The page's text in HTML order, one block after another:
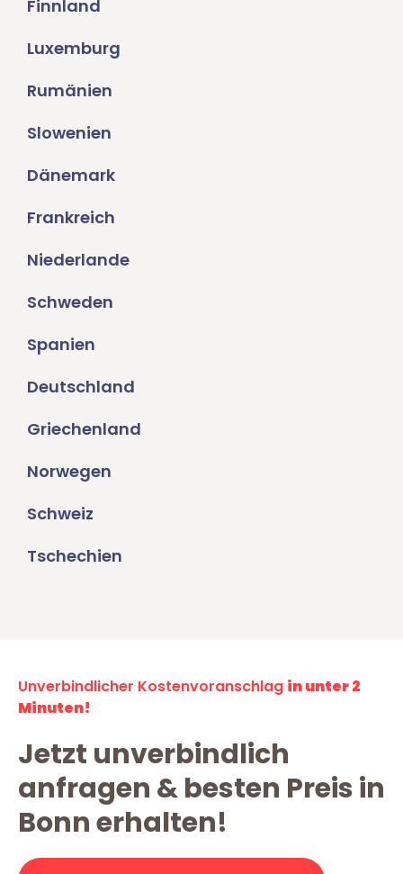
Finnland
Luxemburg
Rumänien
Slowenien
Dänemark
Frankreich
Niederlande
Schweden
Spanien
Deutschland
Griechenland
Norwegen
Schweiz
Tschechien
Unverbindlicher Kostenvoranschlag in unter 2
Minuten!
Jetzt unverbindlich
anfragen & besten Preis in
Bonn erhalten!